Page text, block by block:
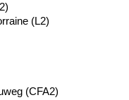
(L2)
(CFA2)